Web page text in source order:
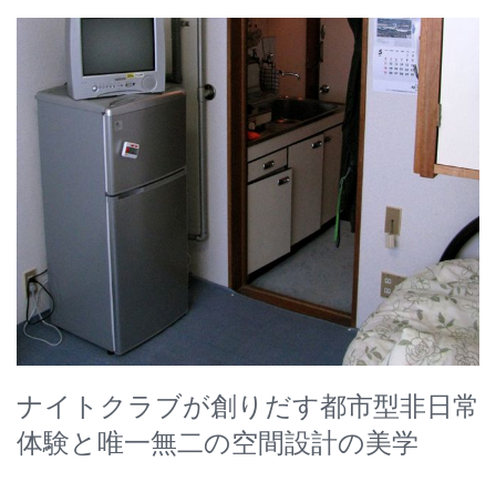
ナイトクラブが創りだす都市型非日常
体験と唯一無二の空間設計の美学